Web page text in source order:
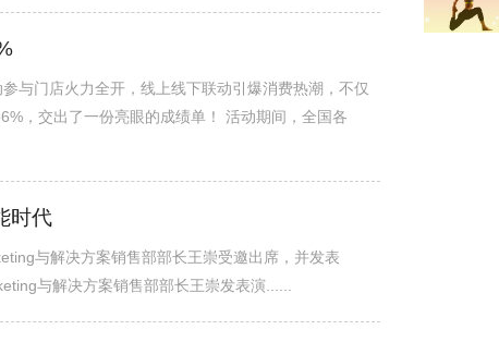
与门店火力全开，线上线下联动引爆消费热潮，不仅
，交出了一份亮眼的成绩单！ 活动期间，全国各
时代
与解决方案销售部部长王崇受邀出席，并发表
与解决方案销售部部长王崇发表演......